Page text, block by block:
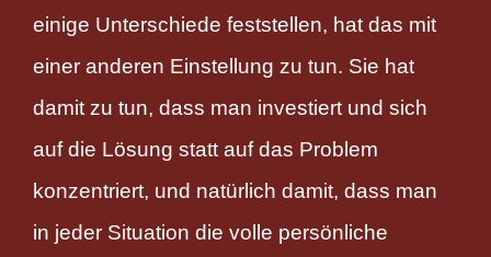
einige Unterschiede feststellen, hat das mit
einer anderen Einstellung zu tun. Sie hat
damit zu tun, dass man investiert und sich
auf die Lösung statt auf das Problem
konzentriert, und natürlich damit, dass man
in jeder Situation die volle persönliche